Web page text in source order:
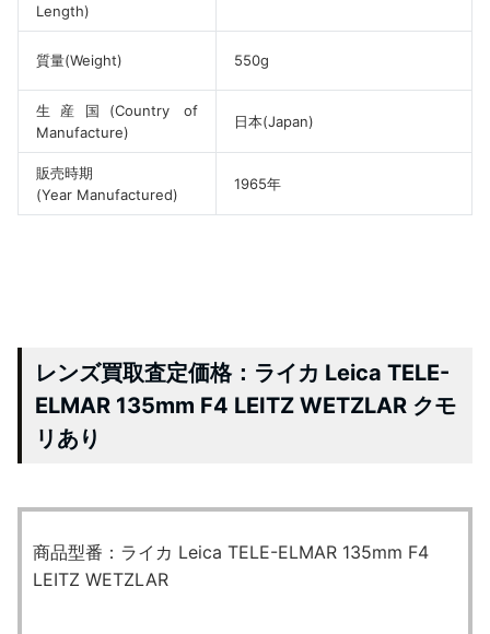
Length)
質量(Weight) 550g
生産国(Country of
Manufacture)
日本(Japan)
販売時期
(Year Manufactured)
1965年
レンズ買取査定価格：ライカ Leica TELE-
ELMAR 135mm F4 LEITZ WETZLAR クモ
リあり
商品型番：ライカ Leica TELE-ELMAR 135mm F4
LEITZ WETZLAR